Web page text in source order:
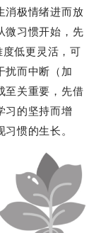
消极情绪进而放
微习惯开始，先
低更灵活，可
扰而中断（加
至关重要，先借
习的坚持而增
惯的生长。